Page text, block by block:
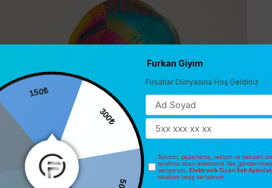
150₺
300₺
Furkan Giyim
Fırsatlar Dünyasına Hoş Geldiniz
Tanıtım, pazarlama, reklam ve benzeri
tarafıma ticari elektronik ileti
veriyorum. Elektronik Ticari İleti
okudum onay veriyorum.